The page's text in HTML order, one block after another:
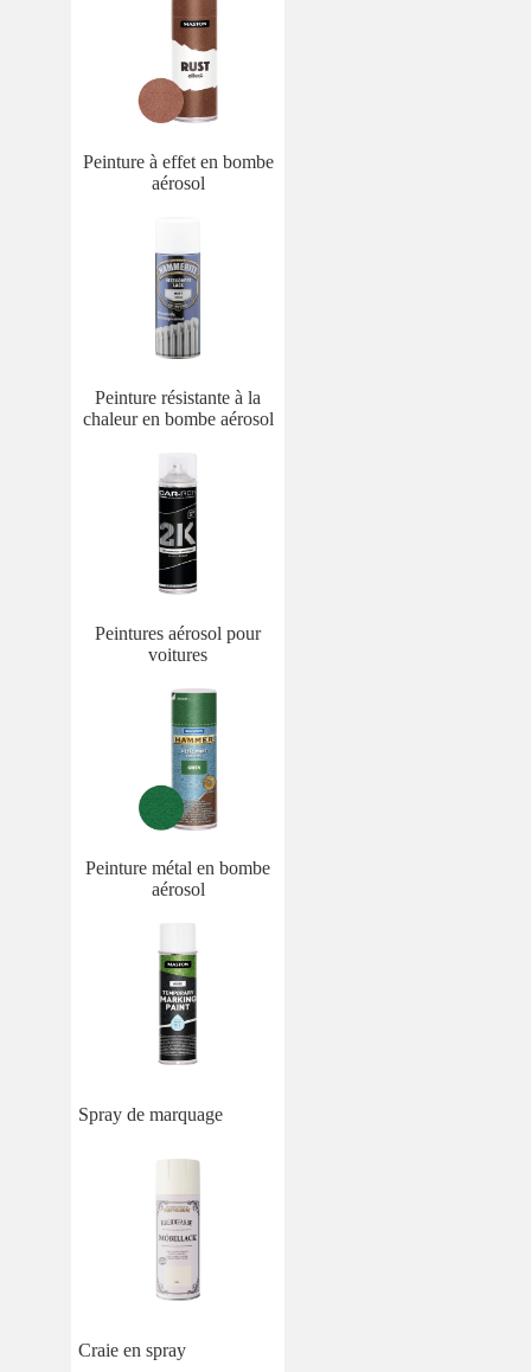
Peinture à effet en bombe
aérosol
Peinture résistante à la
chaleur en bombe aérosol
Peintures aérosol pour
voitures
Peinture métal en bombe
aérosol
Spray de marquage
Craie en spray